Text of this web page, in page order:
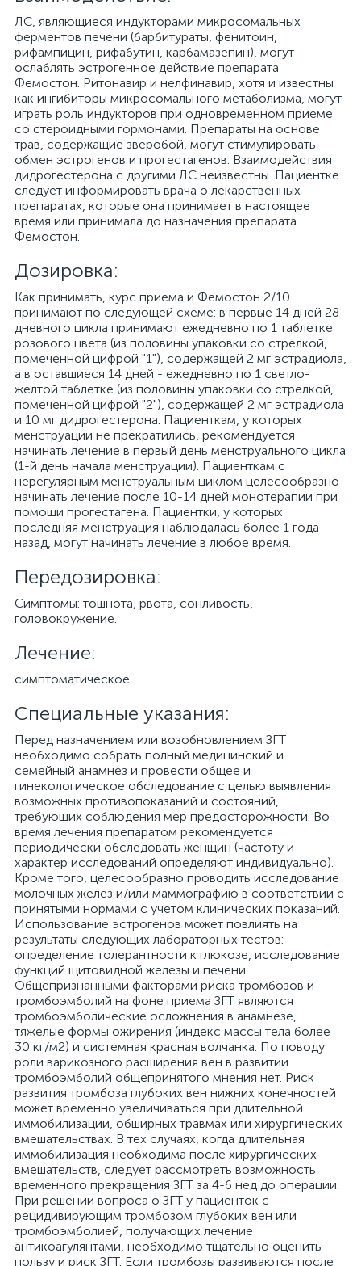
ЛС, являющиеся индукторами микросомальных
ферментов печени (барбитураты, фенитоин,
рифампицин, рифабутин, карбамазепин), могут
ослаблять эстрогенное действие препарата
Фемостон. Ритонавир и нелфинавир, хотя и известны
как ингибиторы микросомального метаболизма, могут
играть роль индукторов при одновременном приеме
со стероидными гормонами. Препараты на основе
трав, содержащие зверобой, могут стимулировать
обмен эстрогенов и прогестагенов. Взаимодействия
дидрогестерона с другими ЛС неизвестны. Пациентке
следует информировать врача о лекарственных
препаратах, которые она принимает в настоящее
время или принимала до назначения препарата
Фемостон.
Дозировка:
Как принимать, курс приема и Фемостон 2/10
принимают по следующей схеме: в первые 14 дней 28-
дневного цикла принимают ежедневно по 1 таблетке
розового цвета (из половины упаковки со стрелкой,
помеченной цифрой "1"), содержащей 2 мг эстрадиола,
а в оставшиеся 14 дней - ежедневно по 1 светло-
желтой таблетке (из половины упаковки со стрелкой,
помеченной цифрой "2"), содержащей 2 мг эстрадиола
и 10 мг дидрогестерона. Пациенткам, у которых
менструации не прекратились, рекомендуется
начинать лечение в первый день менструального цикла
(1-й день начала менструации). Пациенткам с
нерегулярным менструальным циклом целесообразно
начинать лечение после 10-14 дней монотерапии при
помощи прогестагена. Пациентки, у которых
последняя менструация наблюдалась более 1 года
назад, могут начинать лечение в любое время.
Передозировка:
Симптомы: тошнота, рвота, сонливость,
головокружение.
Лечение:
симптоматическое.
Специальные указания:
Перед назначением или возобновлением ЗГТ
необходимо собрать полный медицинский и
семейный анамнез и провести общее и
гинекологическое обследование с целью выявления
возможных противопоказаний и состояний,
требующих соблюдения мер предосторожности. Во
время лечения препаратом рекомендуется
периодически обследовать женщин (частоту и
характер исследований определяют индивидуально).
Кроме того, целесообразно проводить исследование
молочных желез и/или маммографию в соответствии с
принятыми нормами с учетом клинических показаний.
Использование эстрогенов может повлиять на
результаты следующих лабораторных тестов:
определение толерантности к глюкозе, исследование
функций щитовидной железы и печени.
Общепризнанными факторами риска тромбозов и
тромбоэмболий на фоне приема ЗГТ являются
тромбоэмболические осложнения в анамнезе,
тяжелые формы ожирения (индекс массы тела более
30 кг/м2) и системная красная волчанка. По поводу
роли варикозного расширения вен в развитии
тромбоэмболий общепринятого мнения нет. Риск
развития тромбоза глубоких вен нижних конечностей
может временно увеличиваться при длительной
иммобилизации, обширных травмах или хирургических
вмешательствах. В тех случаях, когда длительная
иммобилизация необходима после хирургических
вмешательств, следует рассмотреть возможность
временного прекращения ЗГТ за 4-6 нед до операции.
При решении вопроса о ЗГТ у пациенток с
рецидивирующим тромбозом глубоких вен или
тромбоэмболией, получающих лечение
антикоагулянтами, необходимо тщательно оценить
пользу и риск ЗГТ. Если тромбозы развиваются после